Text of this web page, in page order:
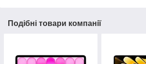
Подібні товари компанії